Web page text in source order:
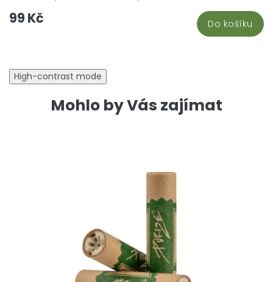
99 Kč Do košíku
High-contrast mode
Mohlo by Vás zajímat